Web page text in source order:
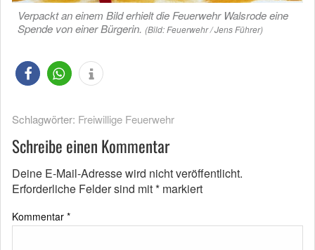
Verpackt an einem Bild erhielt die Feuerwehr Walsrode eine
Spende von einer Bürgerin. (Bild: Feuerwehr / Jens Führer)
Schlagwörter: Freiwillige Feuerwehr
Schreibe einen Kommentar
Deine E-Mail-Adresse wird nicht veröffentlicht.
Erforderliche Felder sind mit* markiert
Kommentar *